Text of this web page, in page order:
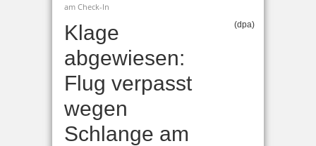
am Check-In
Klage
abgewiesen:
Flug verpasst
wegen
Schlange am
(dpa)